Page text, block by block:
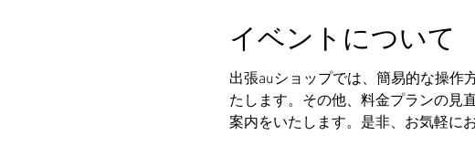
イベントについて
出張auショップでは、簡易的な操作
たします。その他、料金プランの見
案内をいたします。是非、お気軽に